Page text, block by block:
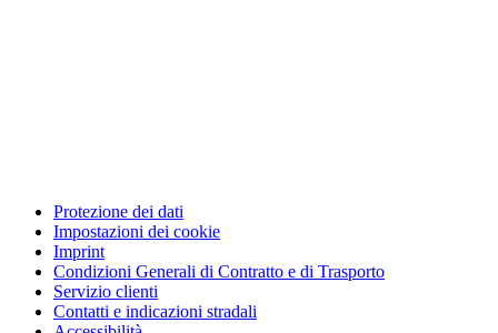
Protezione dei dati
Impostazioni dei cookie
Imprint
Condizioni Generali di Contratto e di Trasporto
Servizio clienti
Contatti e indicazioni stradali